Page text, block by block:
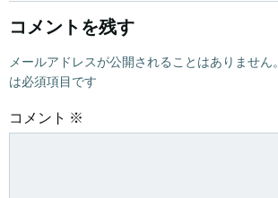
ナ
ビ
ゲ
ー
ビ
ー
コメントを残す
メールアドレスが公開されることはありません。
は必須項目です
コメント ※